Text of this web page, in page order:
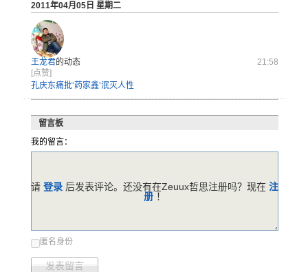
2011年04月05日 星期二
王龙君的动态
21:58
[点赞]
孔庆东痛批‘药家鑫’泯灭人性
留言板
我的留言：
匿名身份
发表留言
请 登录 后发表评论。还没有在Zeuux哲思注册吗？现在 注
册 ！